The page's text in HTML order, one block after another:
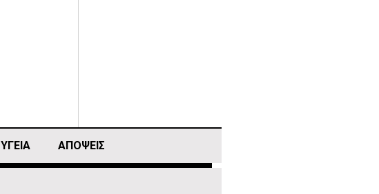
ΥΓΕΙΑ ΑΠΟΨΕΙΣ